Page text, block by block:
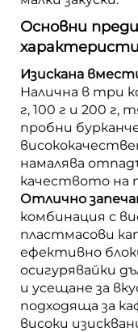
Основни
Изискана
Налична в три
г, 100 г и 200 г,
пробни
намалява
качеството на
Отлично
комбинация с
пластмасови
ефективно
осигурявайки
и усещане за
подходяща за
високи